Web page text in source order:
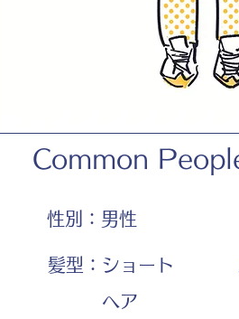
Common
性別： 男性
髪型： ショート
ヘア